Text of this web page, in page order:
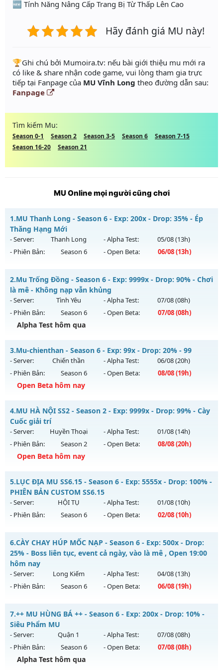
🆕 Tính Năng Nâng Cấp Trang Bị Từ Thấp Lên Cao
Hãy đánh giá MU này!
️🏆Ghi chú bởi Mumoira.tv: nếu bài giới thiệu mu mới ra
có like & share nhận code game, vui lòng tham gia trực
tiếp tại Fanpage của MU Vĩnh Long theo đường dẫn sau:
Fanpage
Tìm kiếm Mu:
Season 0-1 Season 2 Season 3-5 Season 6
Season 7-15
Season 16-20
Season 21
MU Online mọi người cũng chơi
1.MU Thanh Long - Season 6 - Exp: 200x - Drop: 35% - Ép
Thăng Hạng Mới
- Server: Thanh Long - Alpha Test: 05/08(13h)
- Phiên Bản:
Season 6 - Open Beta: 06/08(13h)
MU Thanh Long - Ép Thăng Hạng Mới
Mu mới ra tháng 08 2026 - Mở máy chủ
13h ngày 06/08/2626
Exp: 200x - Drop: 35%
Kiểu reset: Reset In Game
Antihack: CheatGuard
2.Mu Trống Đồng - Season 6 - Exp: 9999x - Drop: 90% - Chơi
là mê - Không nạp vẫn khủng
- Server: Tình Yêu - Alpha Test: 07/08(08h)
- Phiên Bản:
Season 6 - Open Beta: 07/08(08h)
Alpha Test hôm qua
Mu Trống Đồng - Chơi là mê - Không nạp vẫn khủng
Mu mới ra tháng 08 2026 - Mở máy chủ
Tình Yêuvào 08h
ngày 07/08/2626
Exp: 9999x - Drop: 90%
Thể loại: Mu Nguyên bản Webzen
Antihack: ICMPROTECT ✅ 🔴 ✨ ⚡️
3.Mu-chienthan - Season 6 - Exp: 99x - Drop: 20% - 99
- Server: Chiến thần - Alpha Test: 06/08(20h)
- Phiên Bản:
Season 6 - Open Beta: 08/08(19h)
Open Beta hôm nay
Mu-chienthan - 99
Mu mới ra tháng 08 2026 - Mở máy chủ
ngày 08/08/2626
Exp: 99x - Drop: 20%
Kiểu reset: Reset In Game
Antihack: Anti 8x
4.MU HÀ NỘI SS2 - Season 2 - Exp: 9999x - Drop: 99% - Cày
Cuốc giải trí
- Server: Huyền Thoại - Alpha Test: 01/08(14h)
- Phiên Bản:
Season 2 - Open Beta: 08/08(20h)
Open Beta hôm nay
Mu mới ra tháng 08 2026 - Mở máy chủ
20h ngày 08/08/2626
Exp: 9999x - Drop: 99%
Thể loại: Mu Nguyên bản Webzen
Antihack: ugk
5.LỤC ĐỊA MU SS6.15 - Season 6 - Exp: 5555x - Drop: 100% -
PHIÊN BẢN CUSTOM SS6.15
- Server: HỘI TỤ - Alpha Test: 01/08(10h)
- Phiên Bản:
Season 6 - Open Beta: 02/08(10h)
LỤC ĐỊA MU SS6.15 - PHIÊN BẢN CUSTOM SS6.15
Mu mới ra tháng 08 2026 - Mở máy chủHỘI TỤvào 10h
ngày 02/08/2626
Exp: 5555x - Drop: 100%
Thể loại: Mu Custom thêm đồ mới
Antihack: SPK
6.CÀY CHAY HÚP MỐC NẠP - Season 6 - Exp: 500x - Drop:
25% - Boss liên tục, event cả ngày, vào là mê , Open 19:00
hôm nay
- Server: Long Kiếm - Alpha Test: 04/08(13h)
- Phiên Bản:
Season 6 - Open Beta: 06/08(19h)
CÀY CHAY HÚP MỐC NẠP - Boss liên tục, event cả ngày, vào
là mê , Open 19:00 hôm nay
Mu mới ra tháng 08 2026 - Mở máy chủ
Long Kiếmvào 19h
ngày 06/08/2626
Exp: 500x - Drop: 25%
7.++ MU HÙNG BÁ ++ - Season 6 - Exp: 200x - Drop: 10% -
Siêu Phẩm MU
- Server: Quận 1 - Alpha Test: 07/08(08h)
- Phiên Bản:
Season 6 - Open Beta: 07/08(08h)
Alpha Test hôm qua